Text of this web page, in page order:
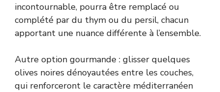
incontournable, pourra être remplacé ou
complété par du thym ou du persil, chacun
apportant une nuance différente à l’ensemble.
Autre option gourmande : glisser quelques
olives noires dénoyautées entre les couches,
qui renforceront le caractère méditerranéen